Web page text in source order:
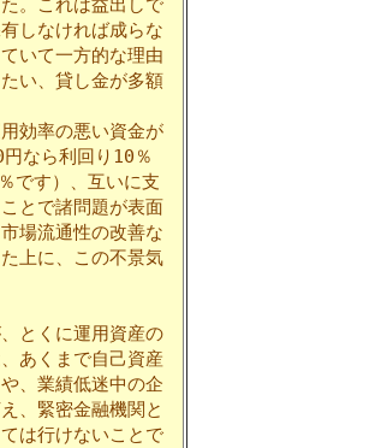
。これは益出しで
しなければ成らな
いて一方的な理由
い、貸し金が多額
効率の悪い資金が
なら利回り10％
です）、互いに支
とで諸問題が表面
場流通性の改善な
上に、この不景気
とくに運用資産の
あくまで自己資産
、業績低迷中の企
、緊密金融機関と
は行けないことで